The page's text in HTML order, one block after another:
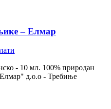
– Елмар
- 10 мл. 100% природан
д.о.о - Требиње